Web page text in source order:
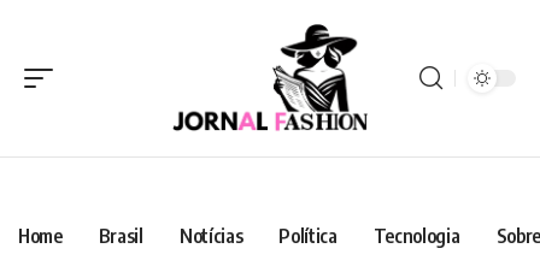
Home Brasil Notícias Política Tecnologia